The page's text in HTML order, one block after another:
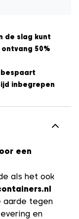
de slag kunt
50%
bespaart
inbegrepen
een
als het ook
aarde tegen
en